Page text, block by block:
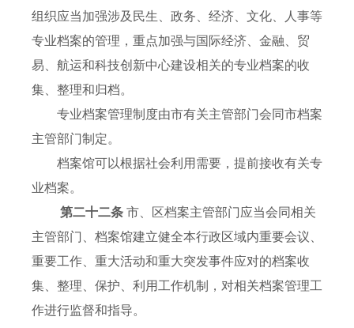
组织应当加强涉及民生、政务、经济、文化、人事等
专业档案的管理，重点加强与国际经济、金融、贸
易、航运和科技创新中心建设相关的专业档案的收
集、整理和归档。
专业档案管理制度由市有关主管部门会同市档案
主管部门制定。
档案馆可以根据社会利用需要，提前接收有关专
业档案。
第二十二条 市、区档案主管部门应当会同相关
主管部门、档案馆建立健全本行政区域内重要会议、
重要工作、重大活动和重大突发事件应对的档案收
集、整理、保护、利用工作机制，对相关档案管理工
作进行监督和指导。